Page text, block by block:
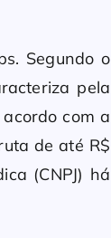
Segundo o
pela
com a
de até R$
(CNPJ) há